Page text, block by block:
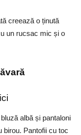
creează o ținută
un rucsac mic și o
albă și pantaloni
birou. Pantofii cu toc